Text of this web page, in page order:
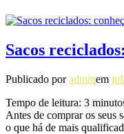
Sacos
Publicado poradminem
Tempo de leitura: 3
Antes de comprar os seus
o que há de mais